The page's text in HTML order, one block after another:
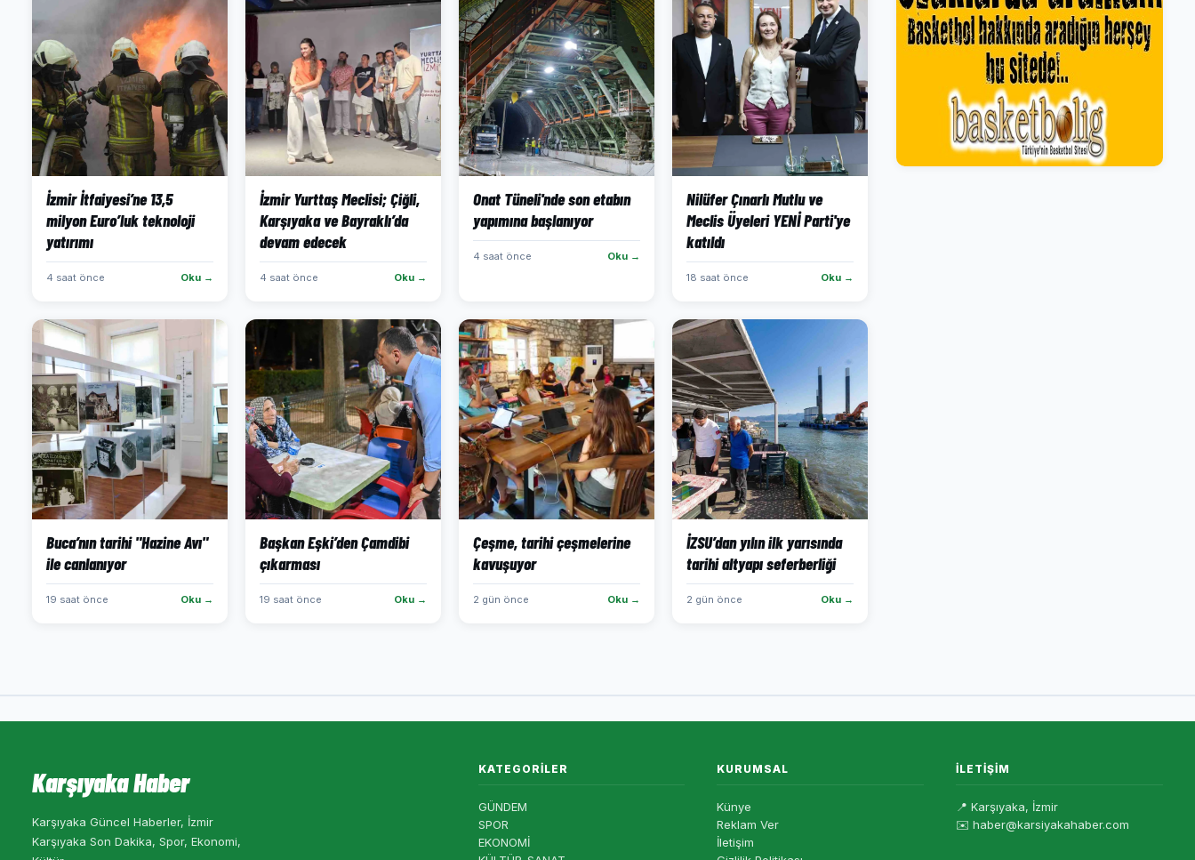
İzmir İtfaiyesi’ne 13,5
milyon Euro’luk teknoloji
yatırımı
4 saat önce Oku →
İzmir Yurttaş Meclisi; Çiğli,
Karşıyaka ve Bayraklı’da
devam edecek
4 saat önce Oku →
Onat Tüneli'nde son etabın
yapımına başlanıyor
4 saat önce Oku →
Nilüfer Çınarlı Mutlu ve
Meclis Üyeleri YENİ Parti'ye
katıldı
18 saat önce Oku →
Buca’nın tarihi "Hazine Avı"
ile canlanıyor
19 saat önce Oku →
Başkan Eşki’den Çamdibi
çıkarması
19 saat önce Oku →
Çeşme, tarihi çeşmelerine
kavuşuyor
2 gün önce Oku →
İZSU’dan yılın ilk yarısında
tarihi altyapı seferberliği
2 gün önce Oku →
Karşıyaka Haber
Karşıyaka Güncel Haberler, İzmir
Karşıyaka Son Dakika, Spor, Ekonomi,
KATEGORILER
GÜNDEM
SPOR
EKONOMİ
KURUMSAL
Künye
Reklam Ver
İletişim
İLETIŞIM
📍 Karşıyaka, İzmir
✉️ haber@karsiyakahaber.com